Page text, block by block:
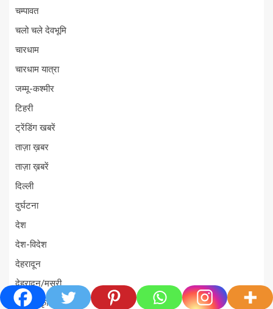
चम्पावत
चलो चले देवभूमि
चारधाम
चारधाम यात्रा
जम्मू-कश्मीर
टिहरी
ट्रेंडिंग खबरें
ताज़ा ख़बर
ताज़ा ख़बरें
दिल्ली
दुर्घटना
देश
देश-विदेश
देहरादून
देहरादून/मसूरी
धर्म-संस्कृति